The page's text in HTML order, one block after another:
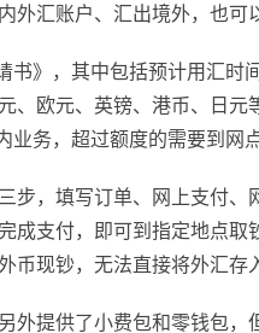
汇账户、汇出境外，也可
》，其中包括预计用汇时
、欧元、英镑、港币、日元
务，超过额度的需要到网点
步，填写订单、网上支付、
成支付，即可到指定地点取
现钞，无法直接将外汇存
提供了小费包和零钱包，